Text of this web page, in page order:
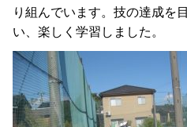
り組んでいます。技の達成を
い、楽しく学習しました。